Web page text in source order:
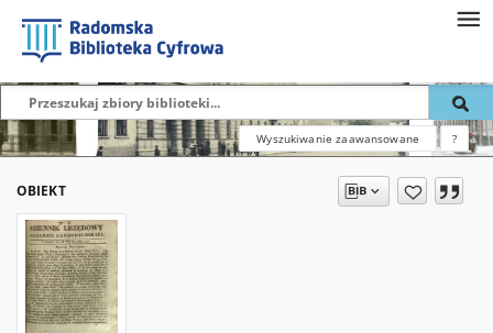
Wyszukiwanie zaawansowane ?
OBIEKT